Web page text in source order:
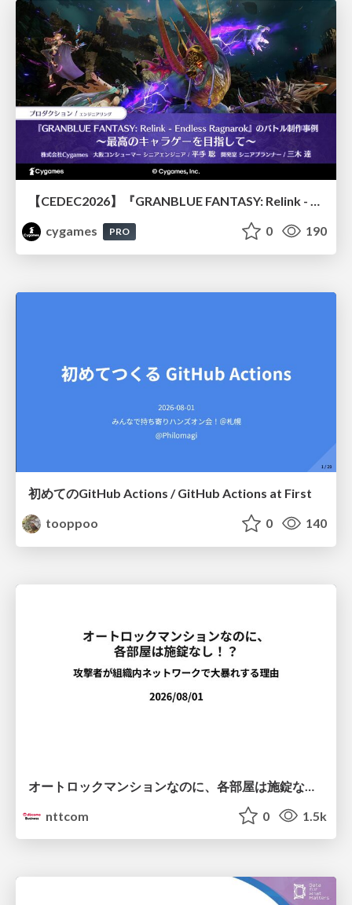
cygames
PRO 0 190
初めてのGitHub Actions / GitHub Actions at First
tooppoo
0 140
nttcom
0 1.5k